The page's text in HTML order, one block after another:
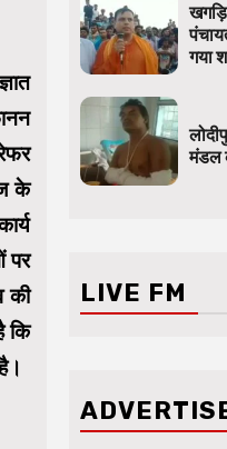
के
पर
की
कि
गया
मंडल
LIVE FM